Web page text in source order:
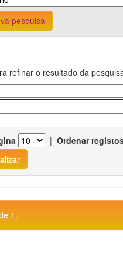
pesquisa
refinar o resultado da
| Ordenar
1.